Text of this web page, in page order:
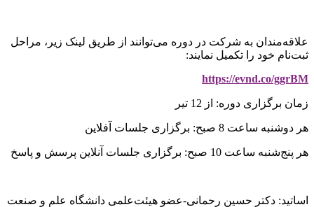
علاقه‌مندان به شرکت در دوره می‌توانند از طریق لینک زیر، مراحل
ثبت‌نام خود را تکمیل نمایند:
https://evnd.co/ggrBM
زمان برگزاری دوره: از 12 تیر
هر دوشنبه ساعت 8 صبح: برگزاری جلسات آفلاین
هر پنج‌شنبه ساعت 10 صبح: برگزاری جلسات آنلاین پرسش و پاسخ
اساتید: دکتر حسین رحمانی-عضو هیئت‌علمی دانشگاه علم و صنعت